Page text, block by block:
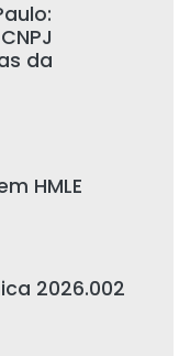
da
HMLE
2026.002